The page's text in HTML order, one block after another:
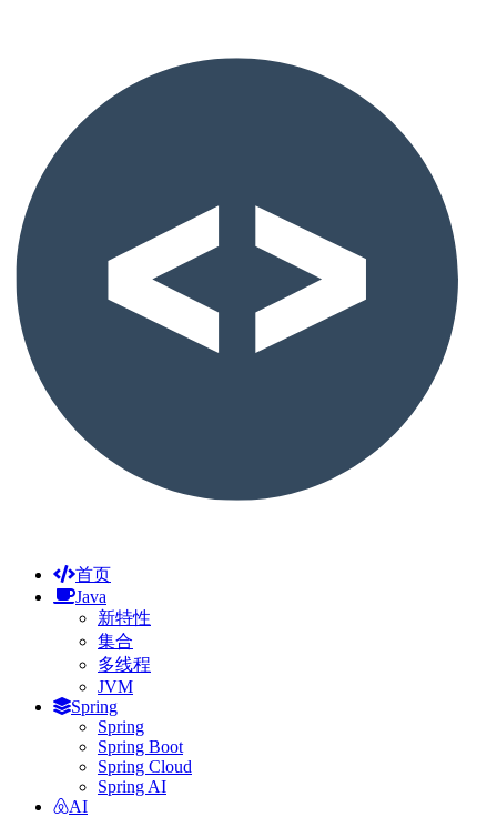
首页
Java
新特性
集合
多线程
JVM
Spring
Spring
Spring Boot
Spring Cloud
Spring AI
AI